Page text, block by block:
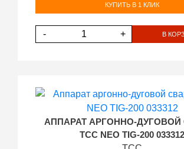
КУПИТЬ В 1 КЛИК
- + В
АППАРАТ АРГОННО-ДУГОВОЙ
ТСС NEO TIG-200 033312